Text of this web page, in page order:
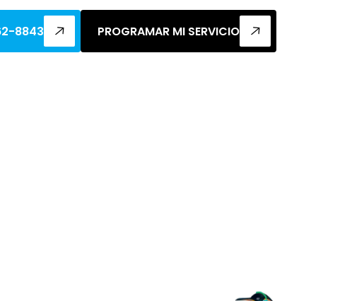
8843 PROGRAMAR MI SERVICIO